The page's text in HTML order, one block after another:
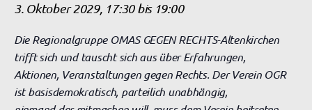
3. Oktober 2029, 17:30bis 19:00
Die Regionalgruppe OMAS GEGEN RECHTS-Altenkirchen
trifft sich und tauscht sich aus über Erfahrungen,
Aktionen, Veranstaltungen gegen Rechts. Der Verein OGR
ist basisdemokratisch, parteilich unabhängig,